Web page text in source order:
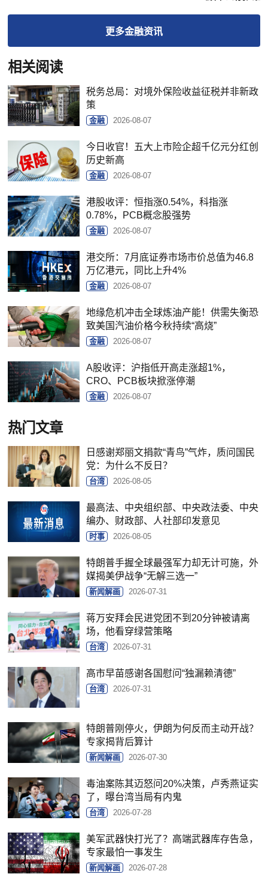
更多金融资讯
相关阅读
税务总局：对境外保险收益征税并非新政
策
金融 2026-08-07
今日收官！五大上市险企超千亿元分红创
历史新高
金融 2026-08-07
港股收评：恒指涨0.54%，科指涨
0.78%，PCB概念股强势
金融 2026-08-07
港交所：7月底证券市场市价总值为46.8
万亿港元，同比上升4%
金融 2026-08-07
地缘危机冲击全球炼油产能！供需失衡恐
致美国汽油价格今秋持续“高烧”
金融 2026-08-07
A股收评：沪指低开高走涨超1%，
CRO、PCB板块掀涨停潮
金融 2026-08-07
热门文章
日感谢郑丽文捐款“青鸟”气炸，质问国民
党：为什么不反日？
台湾 2026-08-05
最高法、中央组织部、中央政法委、中央
编办、财政部、人社部印发意见
时事 2026-08-05
特朗普手握全球最强军力却无计可施，外
媒揭美伊战争“无解三选一”
新闻解画 2026-07-31
蒋万安拜会民进党团不到20分钟被请离
场，他看穿绿营策略
台湾 2026-07-31
高市早苗感谢各国慰问“独漏赖清德”
台湾 2026-07-31
特朗普刚停火，伊朗为何反而主动开战？
专家揭背后算计
新闻解画 2026-07-30
毒油案陈其迈怒问20%决策，卢秀燕证实
了，曝台湾当局有内鬼
台湾 2026-07-28
美军武器快打光了？高端武器库存告急，
专家最怕一事发生
新闻解画 2026-07-28